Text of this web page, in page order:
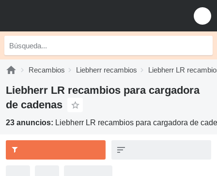
Recambios Liebherr recambios Liebherr LR
Liebherr LR recambios para cargadora
de cadenas
23 anuncios: Liebherr LR recambios para cargadora de